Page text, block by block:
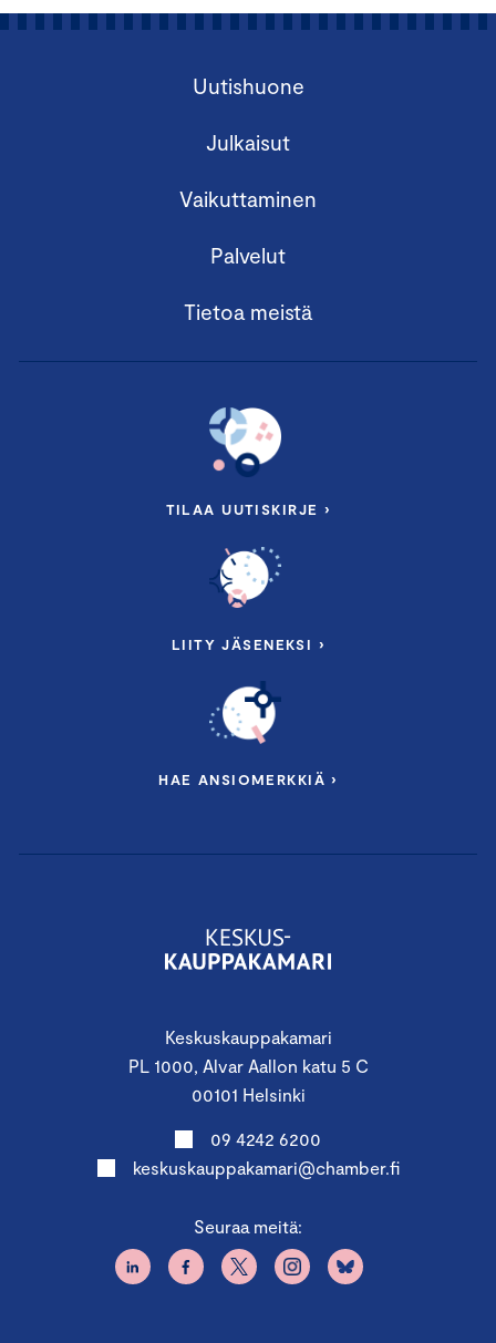
Keskuskauppakamari
PL 1000, Alvar Aallon katu 5 C
00101 Helsinki
09 4242 6200
keskuskauppakamari@chamber.fi
Seuraa meitä:
Uutishuone
Julkaisut
Vaikuttaminen
Palvelut
Tietoa meistä
TILAA UUTISKIRJE ›
LIITY JÄSENEKSI ›
HAE ANSIOMERKKIÄ ›